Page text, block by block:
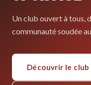
Un club ouvert à tous,
communauté soudée
Découvrir le club